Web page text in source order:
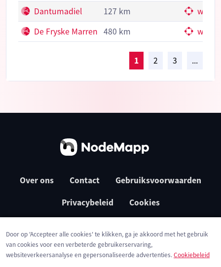
Dantumadiel
127 km
De Fryske Marren 480 km
1 2 3 ...
Over ons Contact Gebruiksvoorwaarden
Privacybeleid Cookies
Door op 'Accepteer alle cookies' te klikken, ga je akkoord met het gebruik
van cookies voor een verbeterde gebruikerservaring,
websiteverkeersanalyse en gepersonaliseerde advertenties.Cookiebeleid